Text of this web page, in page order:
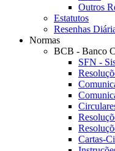
Outros
Estatutos
Resenhas
Normas
BCB - Banco
SFN -
Cartas-